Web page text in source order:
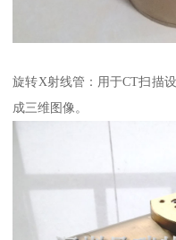
旋转X射线管：用于CT扫描
成三维图像。